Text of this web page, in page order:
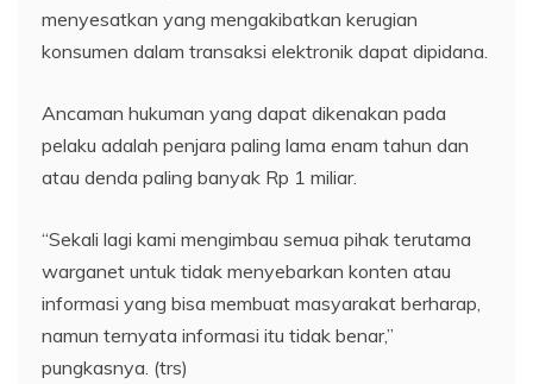
menyesatkan yang mengakibatkan kerugian
konsumen dalam transaksi elektronik dapat dipidana.
Ancaman hukuman yang dapat dikenakan pada
pelaku adalah penjara paling lama enam tahun dan
atau denda paling banyak Rp 1 miliar.
“Sekali lagi kami mengimbau semua pihak terutama
warganet untuk tidak menyebarkan konten atau
informasi yang bisa membuat masyarakat berharap,
namun ternyata informasi itu tidak benar,”
pungkasnya. (trs)